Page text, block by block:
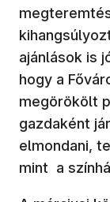
ajánlások is
hogy a
megörökölt
gazdaként
elmondani,
mint a